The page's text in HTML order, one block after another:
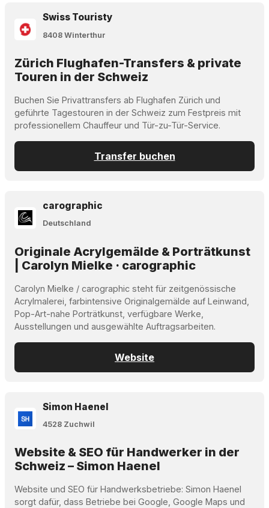
Swiss Touristy
8408 Winterthur
Zürich Flughafen-Transfers & private
Touren in der Schweiz
Buchen Sie Privattransfers ab Flughafen Zürich und
geführte Tagestouren in der Schweiz zum Festpreis mit
professionellem Chauffeur und Tür-zu-Tür-Service.
Transfer buchen
carographic
Deutschland
Originale Acrylgemälde & Porträtkunst
| Carolyn Mielke · carographic
Carolyn Mielke / carographic steht für zeitgenössische
Acrylmalerei, farbintensive Originalgemälde auf Leinwand,
Pop-Art-nahe Porträtkunst, verfügbare Werke,
Ausstellungen und ausgewählte Auftragsarbeiten.
Website
Simon Haenel
4528 Zuchwil
Website & SEO für Handwerker in der
Schweiz – Simon Haenel
Website und SEO für Handwerksbetriebe: Simon Haenel
sorgt dafür, dass Betriebe bei Google, Google Maps und